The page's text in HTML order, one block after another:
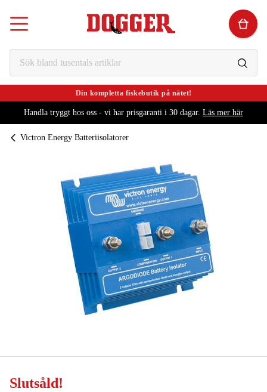
Din kompletta fiskebutik på nätet!
Handla tryggt hos oss - vi har prisgaranti i 30 dagar. Läs mer här
Victron Energy Batteriisolatorer
Slutsåld!